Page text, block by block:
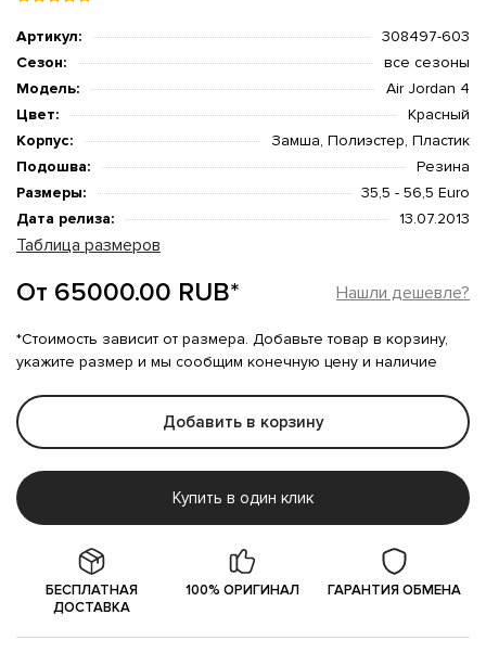
Артикул:
308497-603
Сезон:
все сезоны
Модель:
Air Jordan 4
Цвет:
Красный
Корпус:
Замша, Полиэстер, Пластик
Подошва:
Резина
Размеры:
35,5 - 56,5 Euro
Дата релиза:
13.07.2013
Таблица размеров
От 65000.00 RUB* Нашли дешевле?
*Стоимость зависит от размера. Добавьте товар в корзину,
укажите размер и мы сообщим конечную цену и наличие
Добавить в корзину
Купить в один клик
БЕСПЛАТНАЯ
ДОСТАВКА
100% ОРИГИНАЛ ГАРАНТИЯ ОБМЕНА